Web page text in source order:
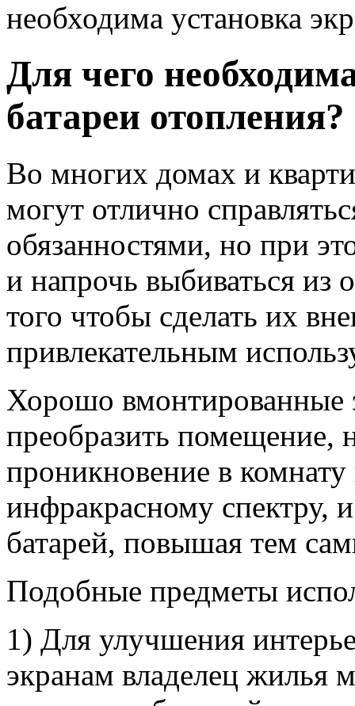
необходима установка
Для чего
батареи отопления?
Во многих домах и
могут отлично
обязанностями, но при
и напрочь выбиваться из
того чтобы сделать их
привлекательным
Хорошо вмонтированные
преобразить помещение,
проникновение в
инфракрасному спектру,
батарей, повышая тем
Подобные предметы
1) Для улучшения
экранам владелец жилья